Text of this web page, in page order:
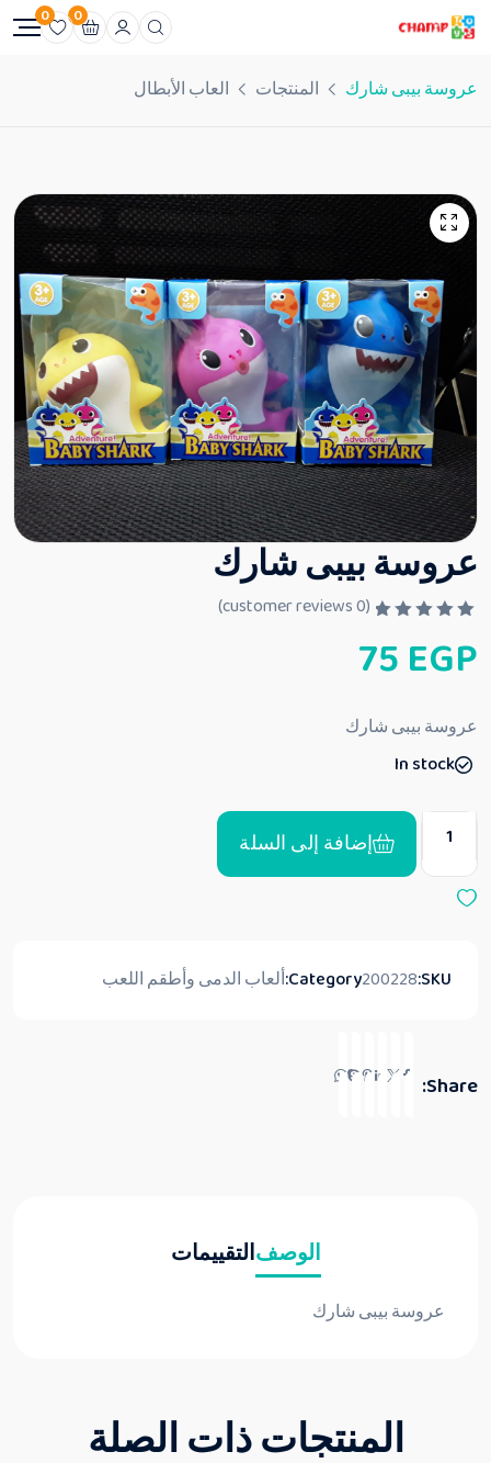
0
0
عروسة بيبى شارك المنتجات العاب الأبطال
عروسة بيبى شارك
م
ا
ي
م
ن
(
0
75EGP
عروسة بيبى شارك
In stock
إضافة إلى السلة
SKU:
200228
Category:ألعاب الدمى وأطقم اللعب
Share:
الوصفالتقييمات
عروسة بيبى شارك
المنتجات ذات الصلة